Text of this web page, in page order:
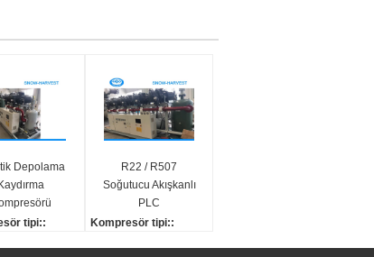
Depolama
Kaydırma
Güvenliği
tipi::
R22 / R507
Soğutucu Akışkanlı
PLC
Programlanabilir
Kompresör tipi::